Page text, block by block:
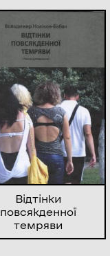
Відтінки
повсякденної
темряви